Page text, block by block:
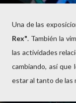
Una de las
Rex". También la
las actividades
cambiando, así
estar al tanto de las